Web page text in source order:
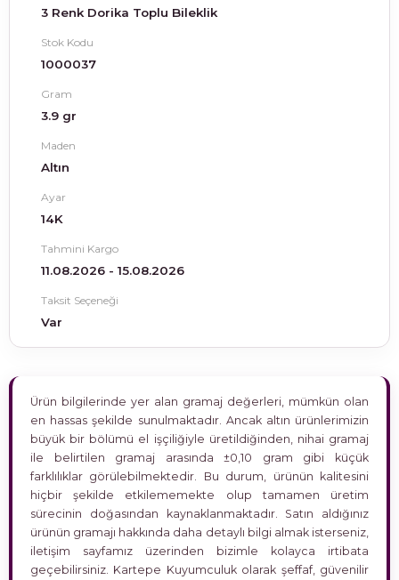
3 Renk Dorika Toplu Bileklik
Stok Kodu
1000037
Gram
3.9 gr
Maden
Altın
Ayar
14K
Tahmini Kargo
11.08.2026 - 15.08.2026
Taksit Seçeneği
Var
Ürün bilgilerinde yer alan gramaj değerleri, mümkün olan
en hassas şekilde sunulmaktadır. Ancak altın ürünlerimizin
büyük bir bölümü el işçiliğiyle üretildiğinden, nihai gramaj
ile belirtilen gramaj arasında ±0,10 gram gibi küçük
farklılıklar görülebilmektedir. Bu durum, ürünün kalitesini
hiçbir şekilde etkilememekte olup tamamen üretim
sürecinin doğasından kaynaklanmaktadır. Satın aldığınız
ürünün gramajı hakkında daha detaylı bilgi almak isterseniz,
iletişim sayfamız üzerinden bizimle kolayca irtibata
geçebilirsiniz. Kartepe Kuyumculuk olarak şeffaf, güvenilir